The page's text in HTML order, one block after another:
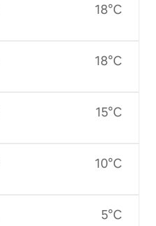
18°C
18°C
15°C
10°C
5°C